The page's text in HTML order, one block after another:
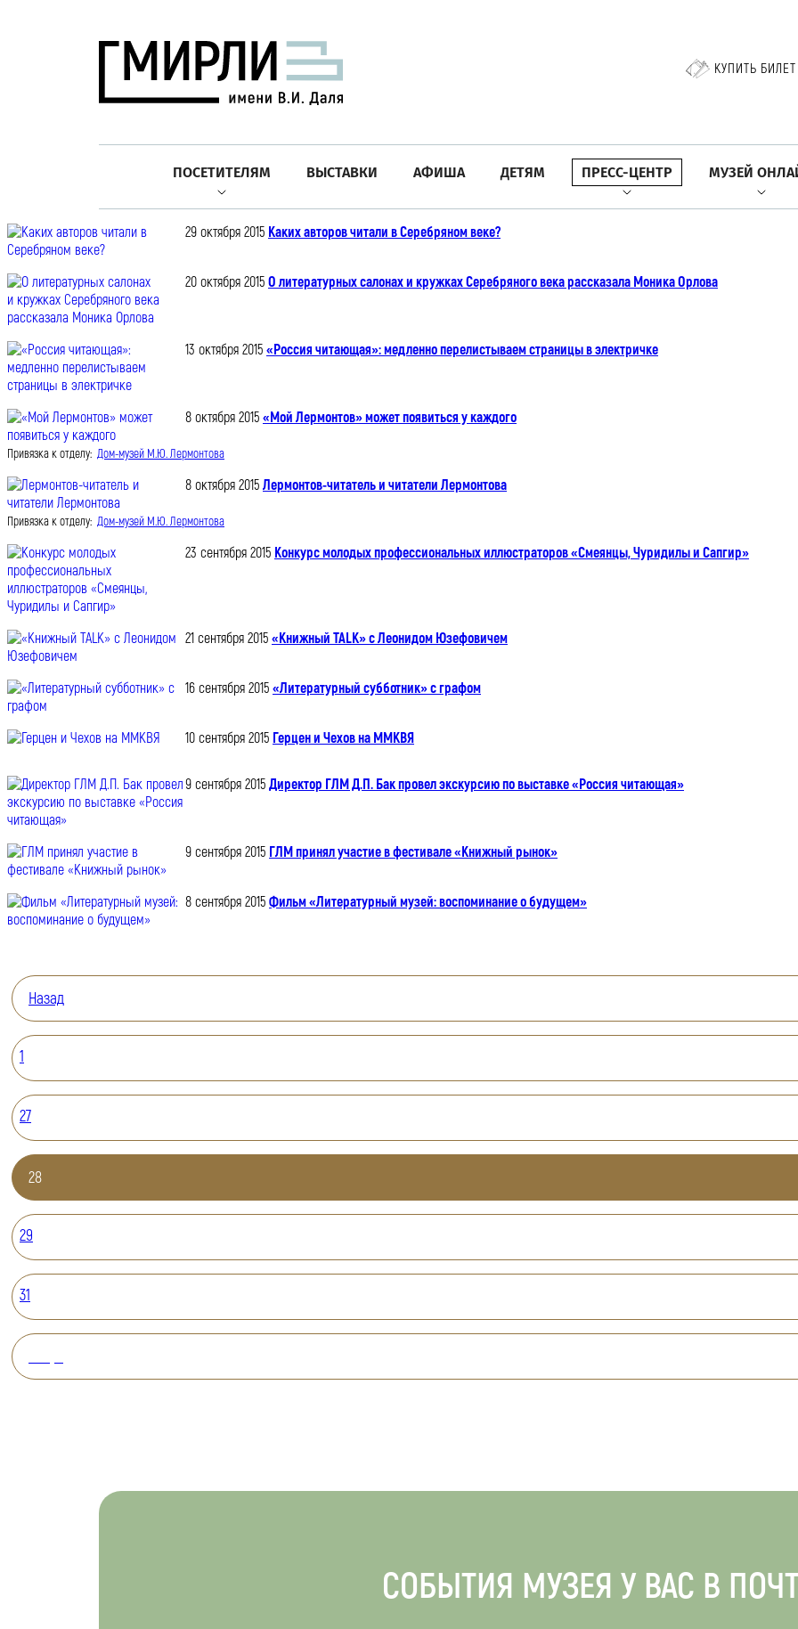
КУПИТЬ БИЛЕТ
ПОСЕТИТЕЛЯМ ВЫСТАВКИ АФИША ДЕТЯМ ПРЕСС-ЦЕНТР МУЗЕЙ
29 октября 2015 Каких авторов читали в Серебряном веке?
20 октября 2015 О литературных салонах и кружках Серебряного века рассказала Моника Орлова
13 октября 2015 «Россия читающая»: медленно перелистываем страницы в электричке
8 октября 2015 «Мой Лермонтов» может появиться у каждого
Привязка к отделу: Дом-музей М.Ю. Лермонтова
8 октября 2015 Лермонтов-читатель и читатели Лермонтова
Привязка к отделу: Дом-музей М.Ю. Лермонтова
23 сентября 2015 Конкурс молодых профессиональных иллюстраторов «Смеянцы, Чуридилы и Сапгир»
21 сентября 2015 «Книжный TALK» с Леонидом Юзефовичем
16 сентября 2015 «Литературный субботник» с графом
10 сентября 2015 Герцен и Чехов на ММКВЯ
9 сентября 2015 Директор ГЛМ Д.П. Бак провел экскурсию по выставке «Россия читающая»
9 сентября 2015 ГЛМ принял участие в фестивале «Книжный рынок»
8 сентября 2015 Фильм «Литературный музей: воспоминание о будущем»
Назад
1
27
28
29
31
СОБЫТИЯ МУЗЕЯ У ВАС В